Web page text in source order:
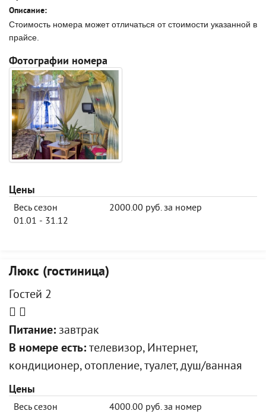
Описание:
Стоимость номера может отличаться от стоимости указанной в
прайсе.
Фотографии номера
Цены
Весь сезон
01.01 - 31.12
2000.00 руб. за номер
Люкс (гостиница)
Гостей 2
Питание: завтрак
В номере есть: телевизор, Интернет,
кондиционер, отопление, туалет, душ/ванная
Цены
Весь сезон
4000.00 руб. за номер